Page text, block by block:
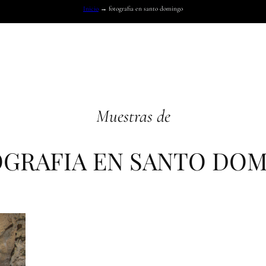
Inicio → fotografia en santo domingo
Muestras de
EN SANTO